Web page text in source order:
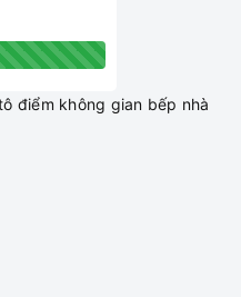
điểm không gian bếp nhà